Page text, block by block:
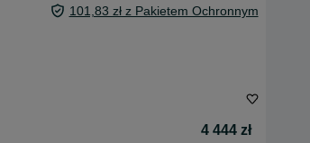
101,83 zł z Pakietem Ochronnym
4 444 zł